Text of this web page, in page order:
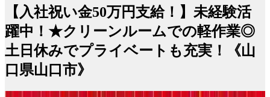
【入社祝い金50万円支給！】未経験活
躍中！★クリーンルームでの軽作業◎
土日休みでプライベートも充実！《山
口県山口市》